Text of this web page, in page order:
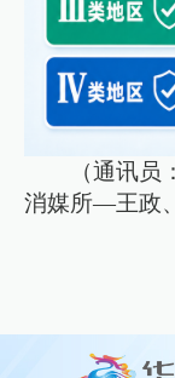
（通讯
消媒所—王政